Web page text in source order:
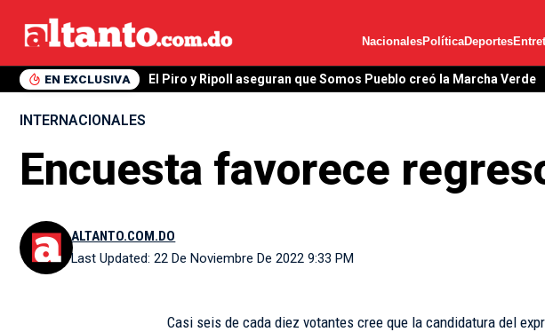
NacionalesPolíticaDeportes
EN EXCLUSIVA El Piro y Ripoll aseguran que Somos Pueblo creó la Marcha Verde
INTERNACIONALES
Encuesta favorece
Last Updated: 22 De Noviembre De 2022 9:33 PM
ALTANTO.COM.DO
Casi seis de cada diez votantes cree que la candidatura del